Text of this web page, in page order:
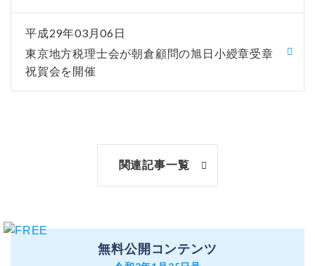
平成29年03月06日
東京地方税理士会が朝倉顧問の旭日小綬章受章
祝賀会を開催
関連記事一覧
無料公開コンテンツ